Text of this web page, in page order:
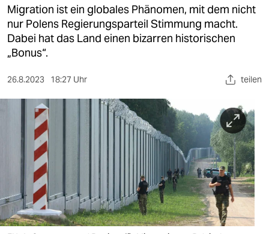
kultur
sport
berlin
nord
wahrheit
verlag
veranstaltungen
shop
Migration ist ein globales Phänomen, mit dem nicht
nur Polens Regierungsparteil Stimmung macht.
Dabei hat das Land einen bizarren historischen
„Bonus“.
26.8.2023 18:27 Uhr teilen